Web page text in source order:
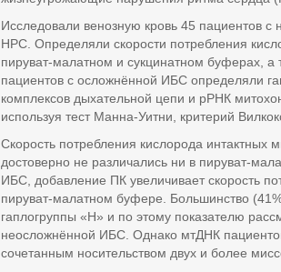
Исследовали венозную кровь 45 пациентов
НРС. Определяли скорости потребления
пируват-малатном и сукцинатном буферах, а
пациентов с осложнённой ИБС определяли
комплексов дыхательной цепи и рРНК
используя тест Манна-Уитни, критерий
Cкорость потребления кислорода
достоверно не различались ни в пируват-
ИБС, добавление ПК увеличивает скорость
пируват-малатном буфере. Большинство
гаплогруппы «Н» и по этому показателю
неосложнённой ИБС. Однако мтДНК
сочетанным носительством двух и более